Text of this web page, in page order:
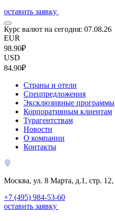
оставить заявку
Курс валют на сегодня: 07.08.26
EUR
98.90₽
USD
84.90₽
Страны и отели
Спецпредложения
Эксклюзивные программы
Корпоративным клиентам
Турагентствам
Новости
О компании
Контакты
Москва, ул. 8 Марта, д.1, стр.
+7 (495) 984-53-60
оставить заявку